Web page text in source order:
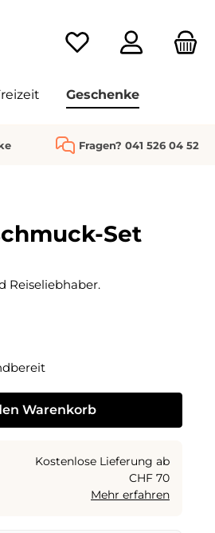
Du hast 0 Produkte
Geschenke
Fragen? 041 526 04 52
Set
Reiseliebhaber.
oder benutze die Schaltflächen um die
Warenkorb
Kostenlose Lieferung ab
CHF 70
Mehr erfahren